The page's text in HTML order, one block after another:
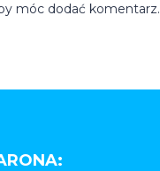
móc dodać komentarz.